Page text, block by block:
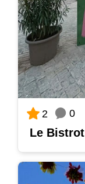
2 0
Le Bistrot